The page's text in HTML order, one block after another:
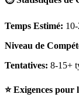
Temps Estimé:
Niveau de
Tentatives: 8-15+
⭐ Exigences pour